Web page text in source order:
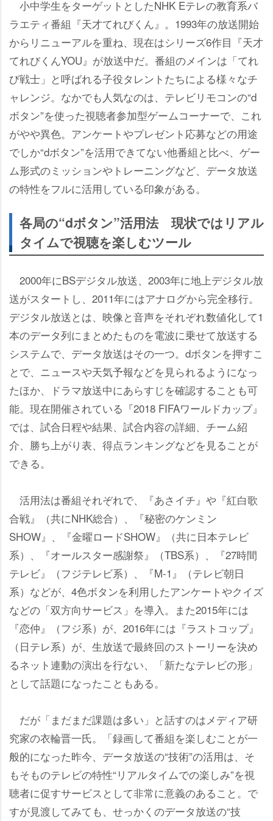
小中学生をターゲットとしたNHK Eテレの教育系バ
ラエティ番組『天才てれびくん』。1993年の放送開始
からリニューアルを重ね、現在はシリーズ6作目『天才
てれびくんYOU』が放送中だ。番組のメインは「てれ
び戦士」と呼ばれる子役タレントたちによる様々なチ
ャレンジ。なかでも人気なのは、テレビリモコンの“d
ボタン”を使った視聴者参加型ゲームコーナーで、これ
がやや異色。アンケートやプレゼント応募などの用途
でしか“dボタン”を活用できてない他番組と比べ、ゲー
ム形式のミッションやトレーニングなど、データ放送
の特性をフルに活用している印象がある。
各局の“dボタン”活用法 現状ではリアル
タイムで視聴を楽しむツール
2000年にBSデジタル放送、2003年に地上デジタル放
送がスタートし、2011年にはアナログから完全移行。
デジタル放送とは、映像と音声をそれぞれ数値化して1
本のデータ列にまとめたものを電波に乗せて放送する
システムで、データ放送はその一つ。dボタンを押すこ
とで、ニュースや天気予報などを見られるようになっ
たほか、ドラマ放送中にあらすじを確認することも可
能。現在開催されている『2018 FIFAワールドカップ』
では、試合日程や結果、試合内容の詳細、チーム紹
介、勝ち上がり表、得点ランキングなどを見ることが
できる。
活用法は番組それぞれで、『あさイチ』や『紅白歌
合戦』（共にNHK総合）、『秘密のケンミン
SHOW』、『金曜ロードSHOW』（共に日本テレビ
系）、『オールスター感謝祭』（TBS系）、『27時間
テレビ』（フジテレビ系）、『M-1』（テレビ朝日
系）などが、4色ボタンを利用したアンケートやクイズ
などの「双方向サービス」を導入。また2015年には
『恋仲』（フジ系）が、2016年には『ラストコップ』
（日テレ系）が、生放送で最終回のストーリーを決め
るネット連動の演出を行ない、「新たなテレビの形」
として話題になったこともある。
だが「まだまだ課題は多い」と話すのはメディア研
究家の衣輪晋一氏。「録画して番組を楽しむことが一
般的になった昨今、データ放送の“技術”の活用は、そ
もそものテレビの特性“リアルタイムでの楽しみ”を視
聴者に促すサービスとして非常に意義のあること。で
すが見渡してみても、せっかくのデータ放送の“技